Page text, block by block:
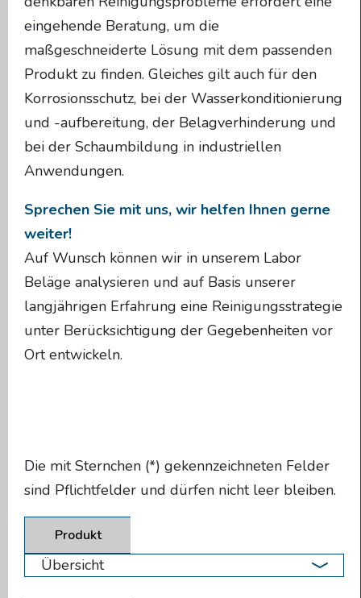
eingehende Beratung, um die
maßgeschneiderte Lösung mit dem passenden
Produkt zu finden. Gleiches gilt auch für den
Korrosionsschutz, bei der Wasserkonditionierung
und -aufbereitung, der Belagverhinderung und
bei der Schaumbildung in industriellen
Anwendungen.
Sprechen Sie mit uns, wir helfen Ihnen gerne
weiter!
Auf Wunsch können wir in unserem Labor
Beläge analysieren und auf Basis unserer
langjährigen Erfahrung eine Reinigungsstrategie
unter Berücksichtigung der Gegebenheiten vor
Ort entwickeln.
Die mit Sternchen (*) gekennzeichneten Felder
sind Pflichtfelder und dürfen nicht leer bleiben.
Produkt